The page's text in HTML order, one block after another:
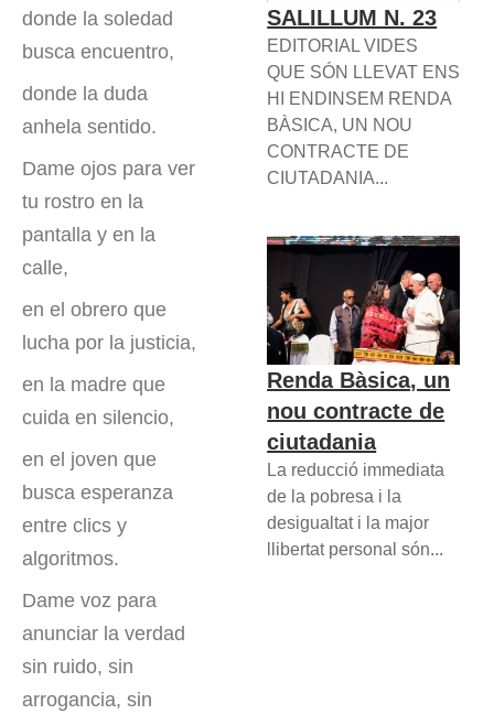
donde la soledad
busca encuentro,
donde la duda
anhela sentido.
Dame ojos para ver
tu rostro en la
pantalla y en la
calle,
en el obrero que
lucha por la justicia,
en la madre que
cuida en silencio,
en el joven que
busca esperanza
entre clics y
algoritmos.
Dame voz para
anunciar la verdad
sin ruido, sin
arrogancia, sin
SALILLUM N. 23
EDITORIAL VIDES
QUE SÓN LLEVAT ENS
HI ENDINSEM RENDA
BÀSICA, UN NOU
CONTRACTE DE
CIUTADANIA...
Renda Bàsica, un
nou contracte de
ciutadania
La reducció immediata
de la pobresa i la
desigualtat i la major
llibertat personal són...